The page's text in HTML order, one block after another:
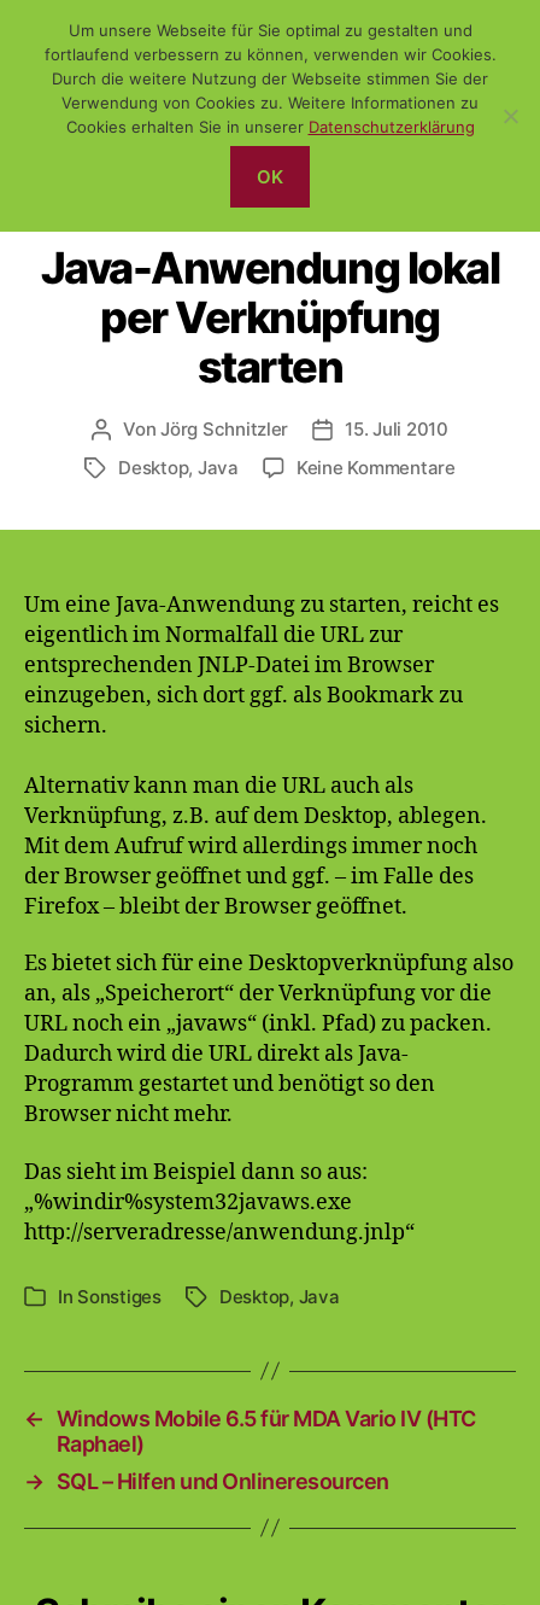
WiSch
Kategorien
SONSTIGES
Java-Anwendung lokal
per Verknüpfung
starten
Beitragsautor
VonJörg Schnitzler Veröffentlichungsdatum
15. Juli 2010
Schlagwörter
Desktop, Java Keine Kommentarezu
Um eine Java-Anwendung zu starten, reicht es
eigentlich im Normalfall die URL zur
entsprechenden JNLP-Datei im Browser
einzugeben, sich dort ggf. als Bookmark zu
sichern.
Alternativ kann man die URL auch als
Verknüpfung, z.B. auf dem Desktop, ablegen.
Mit dem Aufruf wird allerdings immer noch
der Browser geöffnet und ggf. – im Falle des
Firefox – bleibt der Browser geöffnet.
Es bietet sich für eine Desktopverknüpfung also
an, als „Speicherort“ der Verknüpfung vor die
URL noch ein „javaws“ (inkl. Pfad) zu packen.
Dadurch wird die URL direkt als Java-
Programm gestartet und benötigt so den
Browser nicht mehr.
Das sieht im Beispiel dann so aus:
„%windir%system32javaws.exe
http://serveradresse/anwendung.jnlp“
Kategorien
In Sonstiges Schlagwörter
Desktop, Java
← Windows Mobile 6.5 für MDA Vario IV (HTC
Raphael)
→ SQL – Hilfen und Onlineresourcen
Um unsere Webseite für Sie optimal zu gestalten und
fortlaufend verbessern zu können, verwenden wir Cookies.
Durch die weitere Nutzung der Webseite stimmen Sie der
Verwendung von Cookies zu. Weitere Informationen zu
Cookies erhalten Sie in unserer Datenschutzerklärung
OK